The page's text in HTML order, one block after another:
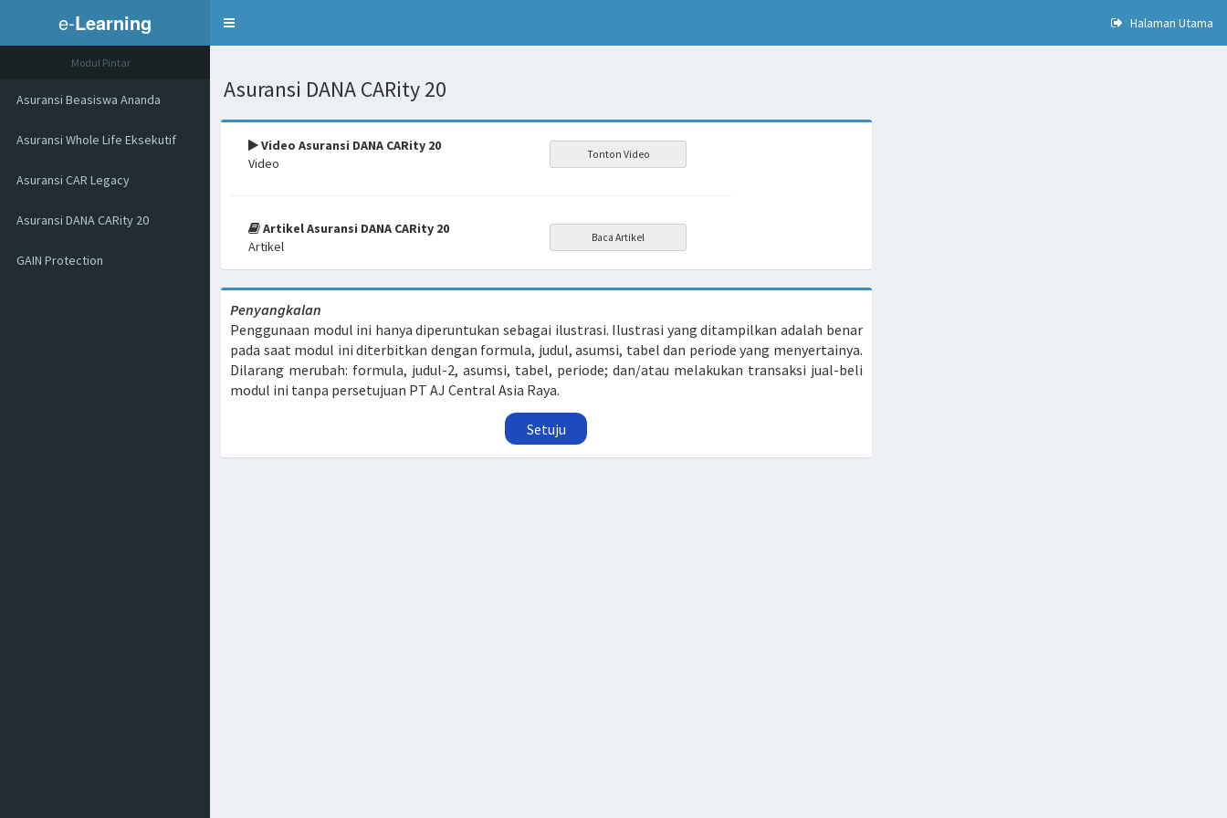
e-Learning
Toggle
Halaman Utama
Modul Pintar
Asuransi Beasiswa Ananda
Asuransi Whole Life Eksekutif
Asuransi CAR Legacy
Asuransi DANA CARity 20
GAIN Protection
Asuransi DANA CARity 20
Video Asuransi DANA CARity 20
Video
Artikel Asuransi DANA CARity 20
Artikel
Penyangkalan
Penggunaan modul ini hanya diperuntukan sebagai ilustrasi. Ilustrasi yang ditampilkan adalah benar
pada saat modul ini diterbitkan dengan formula, judul, asumsi, tabel dan periode yang menyertainya.
Dilarang merubah: formula, judul-2, asumsi, tabel, periode; dan/atau melakukan transaksi jual-beli
modul ini tanpa persetujuan PT AJ Central Asia Raya.